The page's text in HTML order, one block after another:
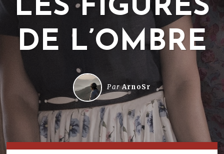
LES FIGURES
DE L’OMBRE
ParArnoSr